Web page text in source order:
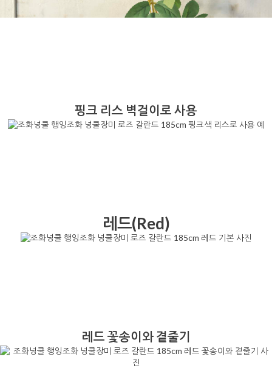
핑크 리스 벽걸이로 사용
레드(Red)
레드 꽃송이와 곁줄기